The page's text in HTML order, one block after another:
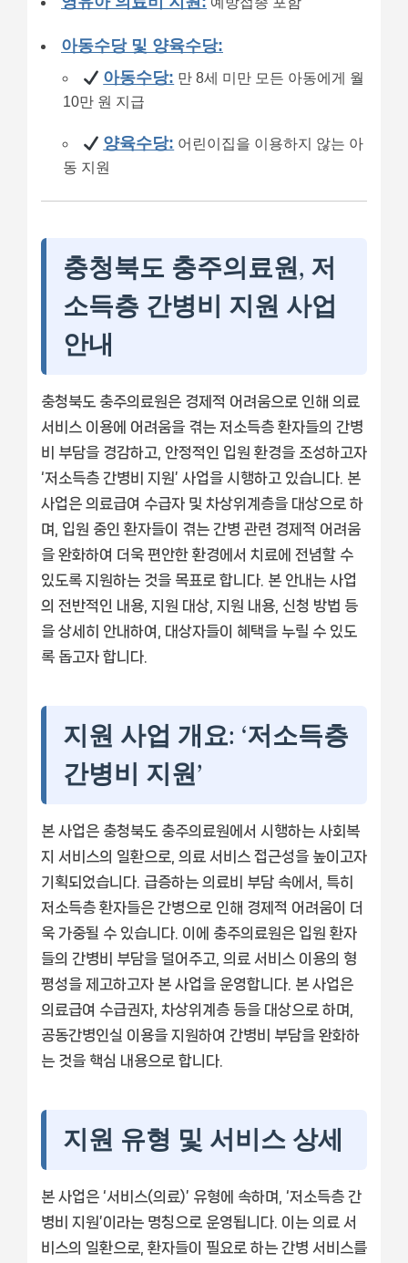
아동수당 및 양육수당:
아동수당: 만 8세 미만 모든 아동에게 월
10만 원 지급
양육수당: 어린이집을 이용하지 않는 아
동 지원
충청북도 충주의료원, 저
소득층 간병비 지원 사업
안내
충청북도 충주의료원은 경제적 어려움으로 인해 의료
서비스 이용에 어려움을 겪는 저소득층 환자들의 간병
비 부담을 경감하고, 안정적인 입원 환경을 조성하고자
‘저소득층 간병비 지원’ 사업을 시행하고 있습니다. 본
사업은 의료급여 수급자 및 차상위계층을 대상으로 하
며, 입원 중인 환자들이 겪는 간병 관련 경제적 어려움
을 완화하여 더욱 편안한 환경에서 치료에 전념할 수
있도록 지원하는 것을 목표로 합니다. 본 안내는 사업
의 전반적인 내용, 지원 대상, 지원 내용, 신청 방법 등
을 상세히 안내하여, 대상자들이 혜택을 누릴 수 있도
록 돕고자 합니다.
지원 사업 개요: ‘저소득층
간병비 지원’
본 사업은 충청북도 충주의료원에서 시행하는 사회복
지 서비스의 일환으로, 의료 서비스 접근성을 높이고자
기획되었습니다. 급증하는 의료비 부담 속에서, 특히
저소득층 환자들은 간병으로 인해 경제적 어려움이 더
욱 가중될 수 있습니다. 이에 충주의료원은 입원 환자
들의 간병비 부담을 덜어주고, 의료 서비스 이용의 형
평성을 제고하고자 본 사업을 운영합니다. 본 사업은
의료급여 수급권자, 차상위계층 등을 대상으로 하며,
공동간병인실 이용을 지원하여 간병비 부담을 완화하
는 것을 핵심 내용으로 합니다.
지원 유형 및 서비스 상세
본 사업은 ‘서비스(의료)’ 유형에 속하며, ‘저소득층 간
병비 지원’이라는 명칭으로 운영됩니다. 이는 의료 서
비스의 일환으로, 환자들이 필요로 하는 간병 서비스를